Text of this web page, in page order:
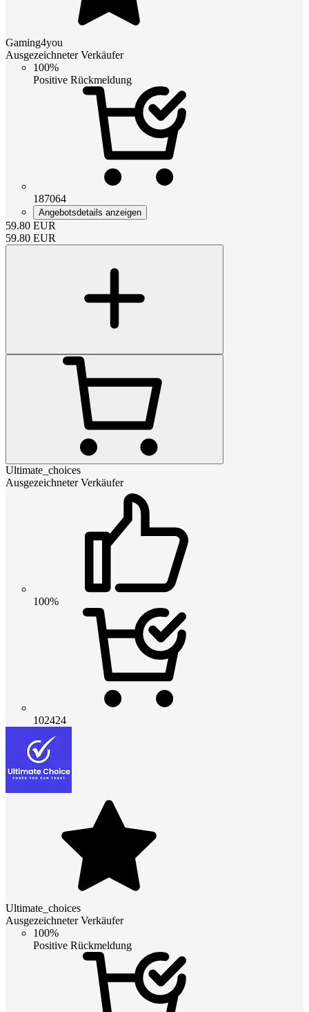
Gaming4you
Ausgezeichneter Verkäufer
100%
Positive Rückmeldung
187064
Angebotsdetails anzeigen
59.80 EUR
59.80 EUR
Ultimate_choices
Ausgezeichneter Verkäufer
100%
102424
Ultimate_choices
Ausgezeichneter Verkäufer
100%
Positive Rückmeldung